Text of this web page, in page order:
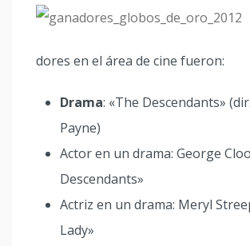
dores en el área de cine fueron:
Drama: «The Descendants»
Payne)
Actor en un drama: George
Descendants»
Actriz en un drama: Meryl
Lady»